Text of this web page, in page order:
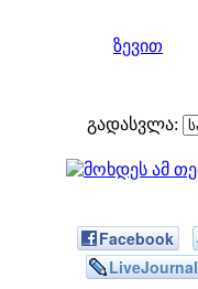
ზევით
გადასვლა:
Facebook
LiveJournal